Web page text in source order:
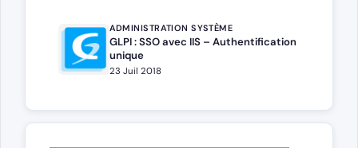
ADMINISTRATION SYSTÈME
GLPI : SSO avec IIS – Authentification
unique
23 Juil 2018